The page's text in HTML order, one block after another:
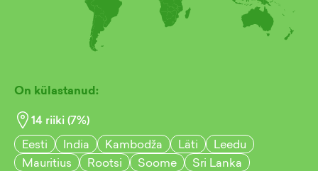
On külastanud:
14 riiki (7%)
Eesti
India Kambodža Läti
Leedu
Mauritius
Rootsi Soome
Sri Lanka